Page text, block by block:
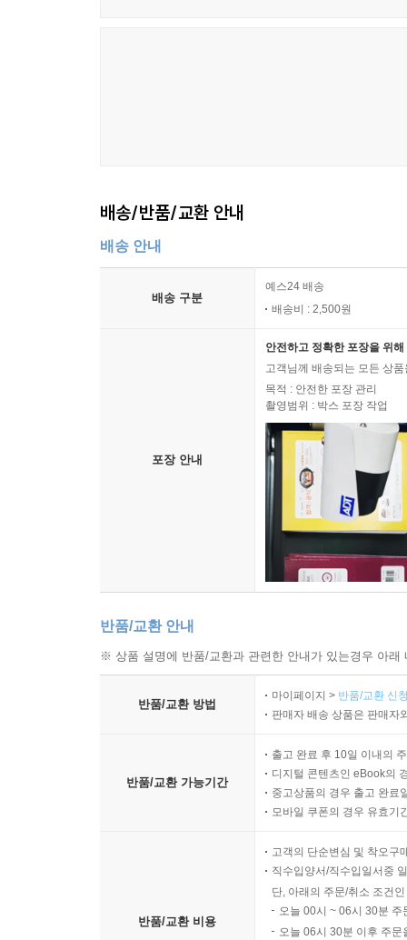
배송/반품/교환 안내
배송 안내
배송 구분
예스24 배송
배송비 : 2,500원
포장 안내
안전하고 정확한 포장을 위
고객님께 배송되는 모든 상
목적 : 안전한 포장 관리
촬영범위 : 박스 포장 작업
반품/교환 안내
※ 상품 설명에 반품/교환과 관련한 안내가 있는경우 아
반품/교환 방법
마이페이지 > 반품/교환 신
판매자 배송 상품은 판매자
반품/교환 가능기간
출고 완료 후 10일 이내의
디지털 콘텐츠인 eBook의
중고상품의 경우 출고 완료
모바일 쿠폰의 경우 유효기
반품/교환 비용
고객의 단순변심 및 착오구
직수입양서/직수입일서중
단, 아래의 주문/취소 조건
오늘 00시 ~ 06시 30분
오늘 06시 30분 이후 주